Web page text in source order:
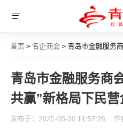
首页 > 名企商会> 青岛市金融服务商会参加
青岛市金融服务商
共赢”新格局下民
发布于：2025-05-30 11:57:26 作